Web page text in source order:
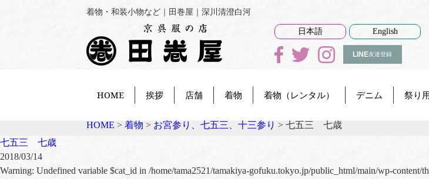
着物・和装小物など｜田巻屋｜深川清澄白河
日本語 English
LINE友達登録
HOME 挨拶 店舗 着物 着物（レンタル） デニム 祭り
HOME > 着物 > お宮参り、七五三、十三参り > 七五三 七歳
七五三 七歳
2018/03/14
Warning: Undefined variable $cat_id in /home/tama2521/tamakiya-gofuku.tokyo.jp/public_html/main/wp-content/